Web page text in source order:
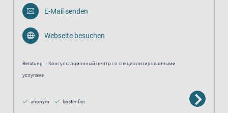
E-Mail senden
Webseite besuchen
Beratung
Консультационный центр со специализированными
услугами
anonym kostenfrei